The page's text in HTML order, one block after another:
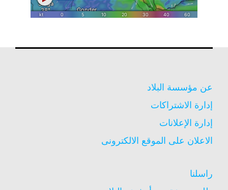
عن مؤسسة البلاد
إدارة الاشتراكات
إدارة الإعلانات
الاعلان على الموقع الالكترونى
راسلنا